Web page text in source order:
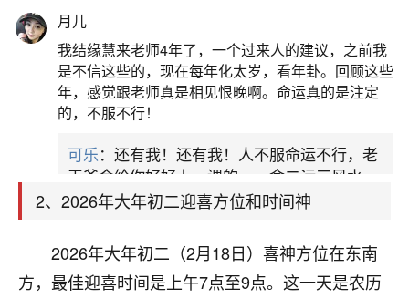
南方，喜神方位在东南方，福神方位在东北方。当
天祭拜主位宜面向正南方，辅位可选东南方，无神
像时面向正南或东南即可。根据黄历信息，这一天
的吉神包括母仓、六合、五富、圣心，财神固定于
正南方，而喜神则位于东南方向，福神则在东北方
向。对于迎财神活动来说，正南方是重点方位
2、2026年大年初二迎喜方位和时间神
2026年大年初二（2月18日）喜神方位在东南
方，最佳迎喜时间是上午7点至9点。这一天是农历
月儿
我结缘慧来老师4年了，一个过来人的建议，之前我
是不信这些的，现在每年化太岁，看年卦。回顾这些
年，感觉跟老师真是相见恨晚啊。命运真的是注定
的，不服不行！
可乐：还有我！还有我！人不服命运不行，老
天爷会给你好好上一课的。一命二运三风水，
哪样不服都不行！
卦，认识老师3年了，都是缘分啊！
17分钟前 来自湖北 19